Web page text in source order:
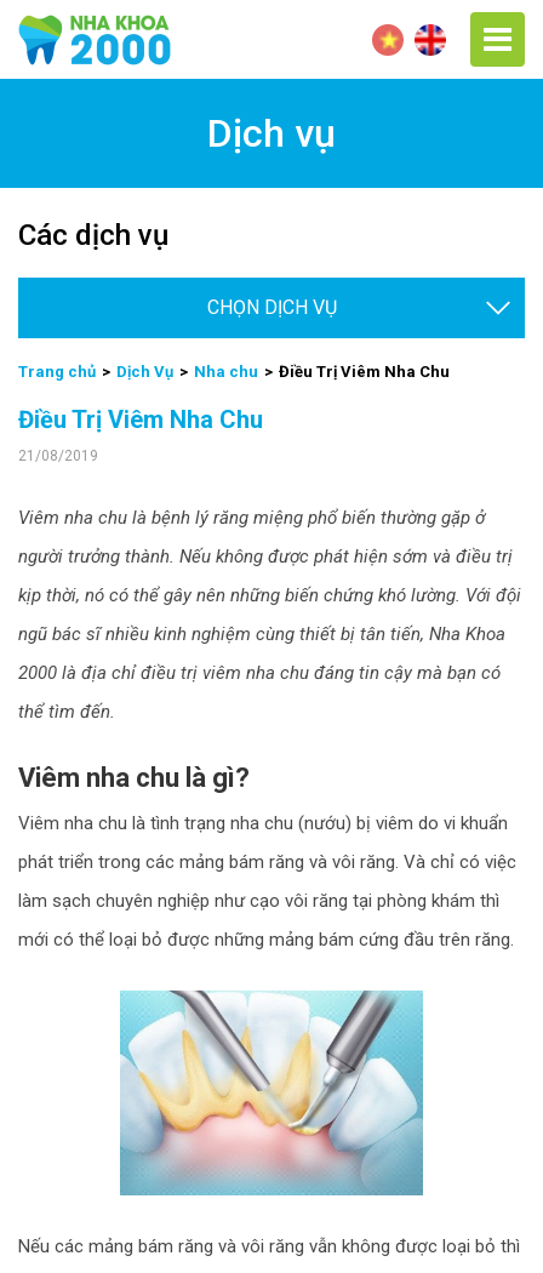
Dịch vụ
Các dịch vụ
Trang chủ Dịch Vụ Nha chu Điều Trị Viêm Nha Chu
Điều Trị Viêm Nha Chu
21/08/2019
Viêm nha chu là bệnh lý răng miệng phổ biến thường gặp ở
người trưởng thành. Nếu không được phát hiện sớm và điều trị
kịp thời, nó có thể gây nên những biến chứng khó lường. Với đội
ngũ bác sĩ nhiều kinh nghiệm cùng thiết bị tân tiến, Nha Khoa
2000 là địa chỉ điều trị viêm nha chu đáng tin cậy mà bạn có
thể tìm đến.
Viêm nha chu là gì?
Viêm nha chu là tình trạng nha chu (nướu) bị viêm do vi khuẩn
phát triển trong các mảng bám răng và vôi răng. Và chỉ có việc
làm sạch chuyên nghiệp như cạo vôi răng tại phòng khám thì
mới có thể loại bỏ được những mảng bám cứng đầu trên răng.
Nếu các mảng bám răng và vôi răng vẫn không được loại bỏ thì